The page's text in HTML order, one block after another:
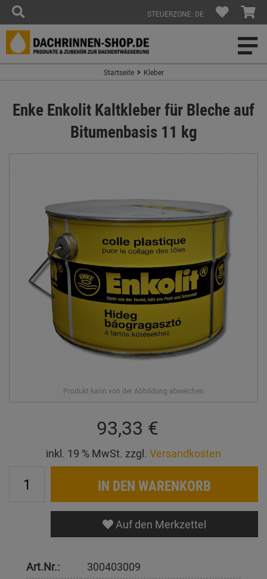
STEUERZONE: DE
Startseite Kleber
Enke Enkolit Kaltkleber für Bleche auf
Bitumenbasis 11 kg
93,33 €
inkl. 19 % MwSt. zzgl. Versandkosten
IN DEN WARENKORB
Auf den Merkzettel
Art.Nr.:
300403009